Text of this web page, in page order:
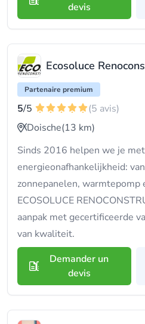
devis
Ecosoluce
Partenaire premium
5/5
(5 avis)
Doische(13 km)
Sinds 2016 helpen we je met
energieonafhankelijkheid:
zonnepanelen, warmtepomp
ECOSOLUCE
aanpak met gecertificeerde
van kwaliteit.
Demander un
devis